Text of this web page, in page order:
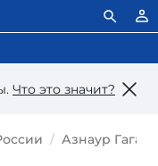
Что это значит?
Азнаур